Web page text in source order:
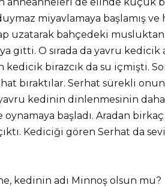
miyavlamaya başlamış ve
uzatarak bahçedeki musluktan
gitti. O sırada da yavru
kedicik birazcık da su içmişti.
bıraktılar. Serhat sürekli
kedinin dinlenmesinin daha
başladı. Aradan
Kediciği gören Serhat da
kedinin adı Minnoş olsun mu?